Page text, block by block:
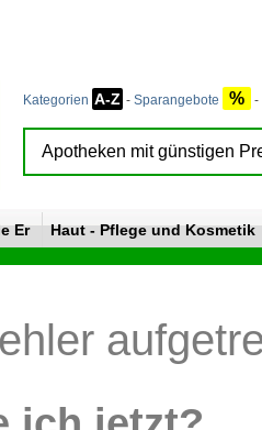
Kategorien A-Z - Sparangebote % -
Er Haut - Pflege und Kosmetik